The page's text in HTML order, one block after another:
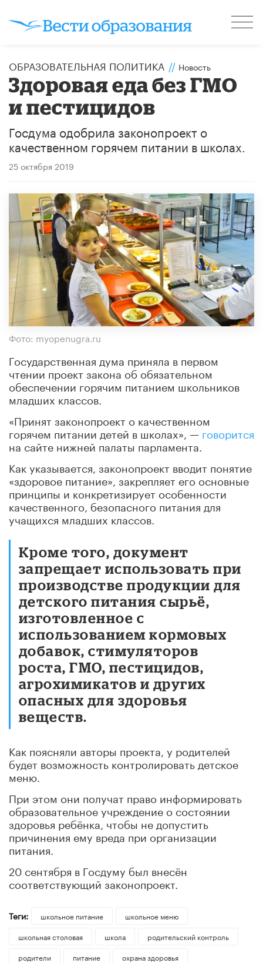
ОБРАЗОВАТЕЛЬНАЯ ПОЛИТИКА // Новость
Здоровая еда без ГМО
и пестицидов
Госдума одобрила законопроект о
качественном горячем питании в школах.
25 октября 2019
Фото: myopenugra.ru
Государственная дума приняла в первом
чтении проект закона об обязательном
обеспечении горячим питанием школьников
младших классов.
«Принят законопроект о качественном
горячем питании детей в школах», — говорится
на сайте нижней палаты парламента.
Как указывается, законопроект вводит понятие
«здоровое питание», закрепляет его основные
принципы и конкретизирует особенности
качественного, безопасного питания для
учащихся младших классов.
Кроме того, документ
запрещает использовать при
производстве продукции для
детского питания сырьё,
изготовленное с
использованием кормовых
добавок, стимуляторов
роста, ГМО, пестицидов,
агрохимикатов и других
опасных для здоровья
веществ.
Как поясняли авторы проекта, у родителей
будет возможность контролировать детское
меню.
При этом они получат право информировать
образовательное учреждение о состоянии
здоровья ребёнка, чтобы не допустить
причинения ему вреда при организации
питания.
20 сентября в Госдуму был внесён
соответствующий законопроект.
Теги: школьное питание
школьное меню
школьная столовая
школа
родительский контроль
родители
питание
охрана здоровья